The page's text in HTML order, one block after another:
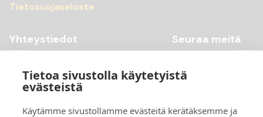
Tietoa sivustolla käytetyistä
evästeistä
Käytämme sivustollamme evästeitä kerätäksemme ja
Tietosuojaseloste
Yhteystiedot
+358 20 769 98 97
Seuraa meitä